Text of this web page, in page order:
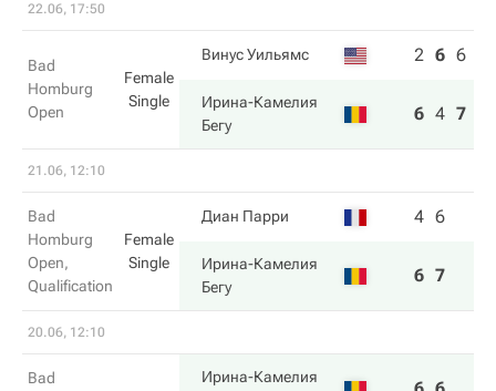
22.06, 17:50
Bad
Homburg
Open
Female
Single
Винус Уильямс 2 6 6
Ирина-Камелия
Бегу
6 4 7
21.06, 12:10
Bad
Homburg
Open,
Qualification
Female
Single
Диан Парри 4 6
Ирина-Камелия
Бегу
6 7
20.06, 12:10
Bad Ирина-Камелия